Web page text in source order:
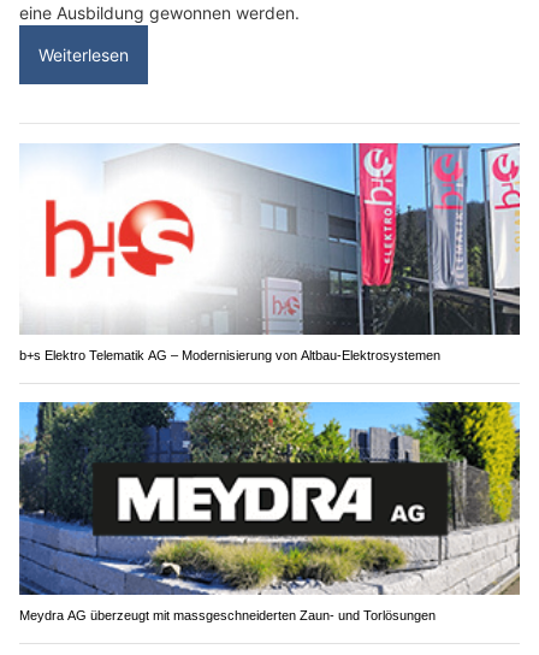
eine Ausbildung gewonnen werden.
Weiterlesen
b+s Elektro Telematik AG – Modernisierung von Altbau-Elektrosystemen
Meydra AG überzeugt mit massgeschneiderten Zaun- und Torlösungen